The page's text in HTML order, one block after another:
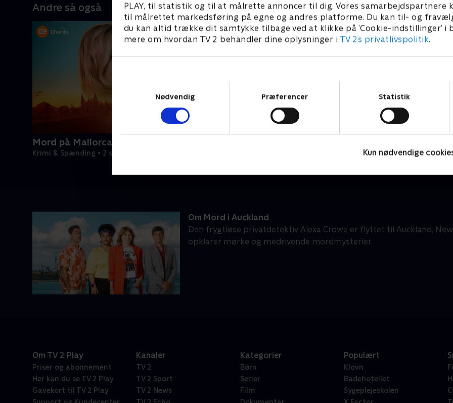
PLAY, til statistik og til at målrette annoncer til dig. Vores samarbejdspartnere
til målrettet markedsføring på egne og andres platforme. Du kan til- og
du kan altid trække dit samtykke tilbage ved at klikke på ’Cookie-indstillinger’ i
mere om hvordan TV 2 behandler dine oplysninger i TV 2s privatlivspolitik.
Nødvendig
Præferencer Statistik
Kun nødvendige
Andre så også
Mord på Mallorca
Krimi & Spænding • 2 sæsoner
Om Mord i Auckland
Den frygtløse privatdetektiv Alexa Crowe er flyttet til Auckland,
opklarer mørke og medrivende mordmysterier.
Om TV 2 Play
Priser og abonnement
Her kan du se TV 2 Play
Gavekort til TV 2 Play
Kanaler
TV 2
TV 2 Sport
TV 2 News
Kategorier
Børn
Serier
Film
Populært
Klovn
Badehotellet
Sygeplejeskolen